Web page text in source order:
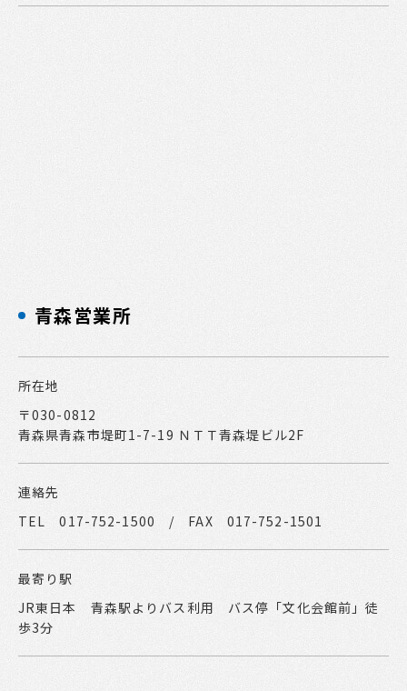
青森営業所
所在地
〒030-0812
青森県青森市堤町1-7-19 ＮＴＴ青森堤ビル2F
連絡先
TEL 017-752-1500 / FAX 017-752-1501
最寄り駅
JR東日本 青森駅よりバス利用 バス停「文化会館前」徒
歩3分